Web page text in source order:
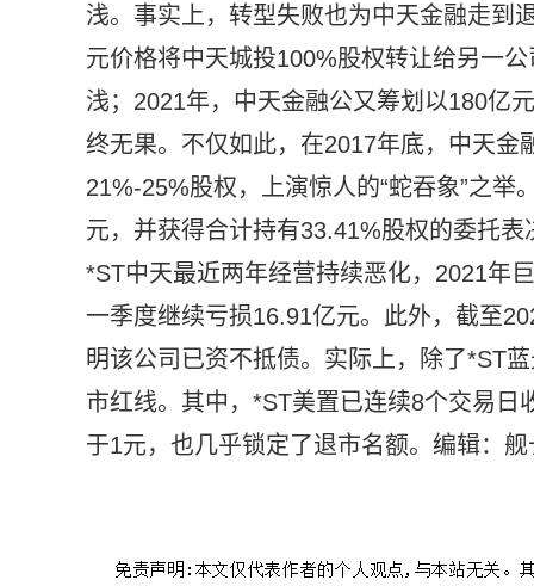
浅。事实上，转型失败也为中天金融走到
元价格将中天城投100%股权转让给另一
浅；2021年，中天金融公又筹划以180亿
终无果。不仅如此，在2017年底，中天
21%-25%股权，上演惊人的“蛇吞象”之
元，并获得合计持有33.41%股权的委托
*ST中天最近两年经营持续恶化，2021年
一季度继续亏损16.91亿元。此外，截至
明该公司已资不抵债。实际上，除了*ST
市红线。其中，*ST美置已连续8个交易
于1元，也几乎锁定了退市名额。编辑：